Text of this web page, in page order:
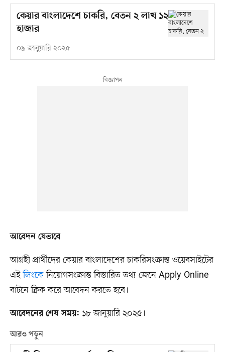
কেয়ার বাংলাদেশে চাকরি, বেতন ২ লাখ ১২
হাজার
০৯ জানুয়ারি ২০২৫
আবেদন যেভাবে
আগ্রহী প্রার্থীদের কেয়ার বাংলাদেশের চাকরিসংক্রান্ত ওয়েবসাইটের
এইলিংকেনিয়োগসংক্রান্ত বিস্তারিত তথ্য জেনে Apply Online
বাটনে ক্লিক করে আবেদন করতে হবে।
আবেদনের শেষ সময়: ১৮ জানুয়ারি ২০২৫।
আরও পড়ুন